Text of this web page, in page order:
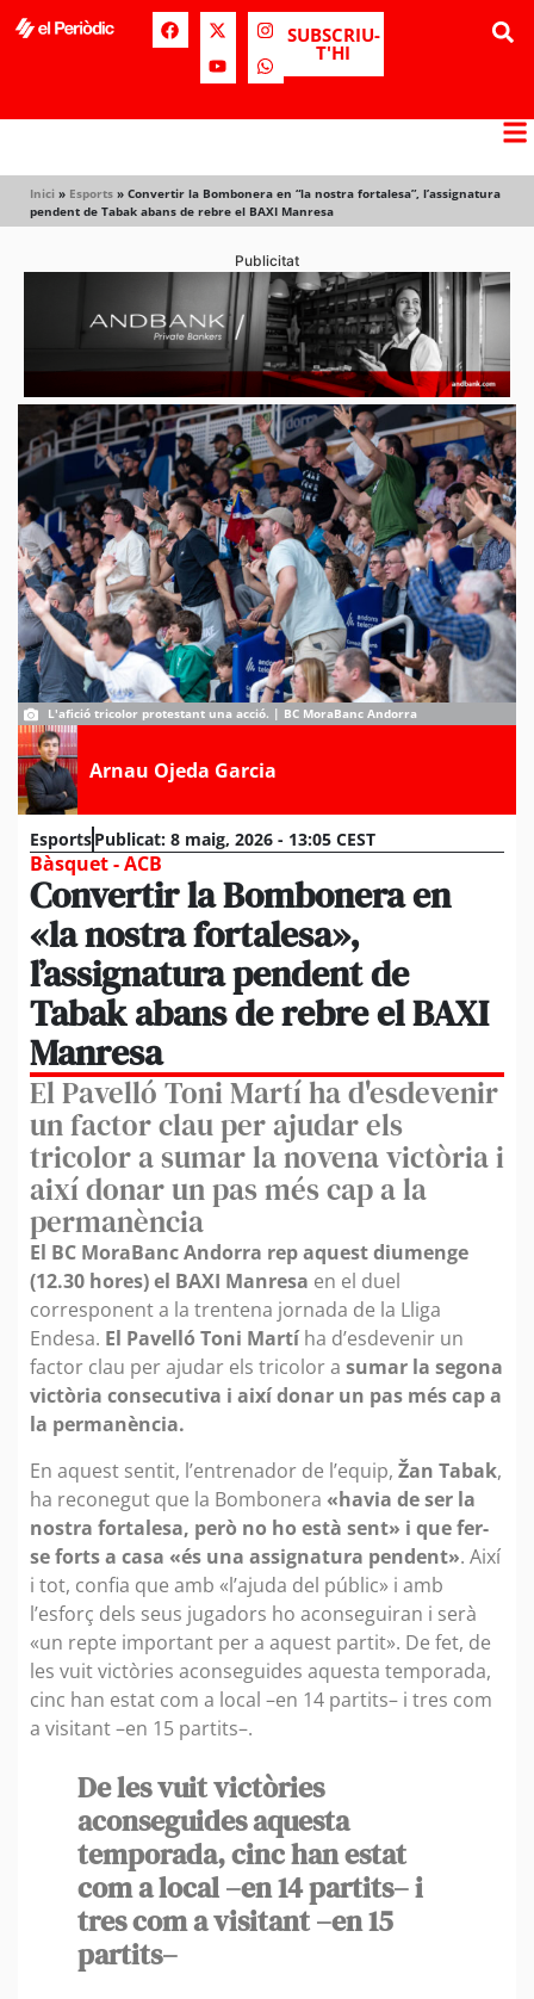
SUBSCRIU-
T'HI
Inici » Esports » Convertir la Bombonera en “la nostra fortalesa”, l’assignatura
pendent de Tabak abans de rebre el BAXI Manresa
Publicitat
L'afició tricolor protestant una acció. | BC MoraBanc Andorra
Arnau Ojeda Garcia
EsportsPublicat: 8 maig, 2026 - 13:05 CEST
Bàsquet - ACB
Convertir la Bombonera en
«la nostra fortalesa»,
l’assignatura pendent de
Tabak abans de rebre el BAXI
Manresa
El Pavelló Toni Martí ha d'esdevenir
un factor clau per ajudar els
tricolor a sumar la novena victòria i
així donar un pas més cap a la
permanència
El BC MoraBanc Andorra rep aquest diumenge
(12.30 hores) el BAXI Manresa en el duel
corresponent a la trentena jornada de la Lliga
Endesa. El Pavelló Toni Martíha d’esdevenir un
factor clau per ajudar els tricolor a sumar la segona
victòria consecutiva i així donar un pas més cap a
la permanència.
En aquest sentit, l’entrenador de l’equip, Žan Tabak,
ha reconegut que la Bombonera «havia de ser la
nostra fortalesa, però no ho està sent» i que fer-
se forts a casa «és una assignatura pendent». Així
i tot, confia que amb «l’ajuda del públic» i amb
l’esforç dels seus jugadors ho aconseguiran i serà
«un repte important per a aquest partit». De fet, de
les vuit victòries aconseguides aquesta temporada,
cinc han estat com a local –en 14 partits– i tres com
a visitant –en 15 partits–.
De les vuit victòries
aconseguides aquesta
temporada, cinc han estat
com a local –en 14 partits– i
tres com a visitant –en 15
partits–